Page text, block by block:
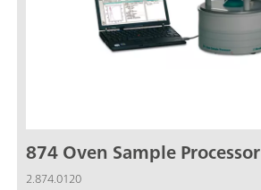
874 Oven Sample Processor
2.874.0120